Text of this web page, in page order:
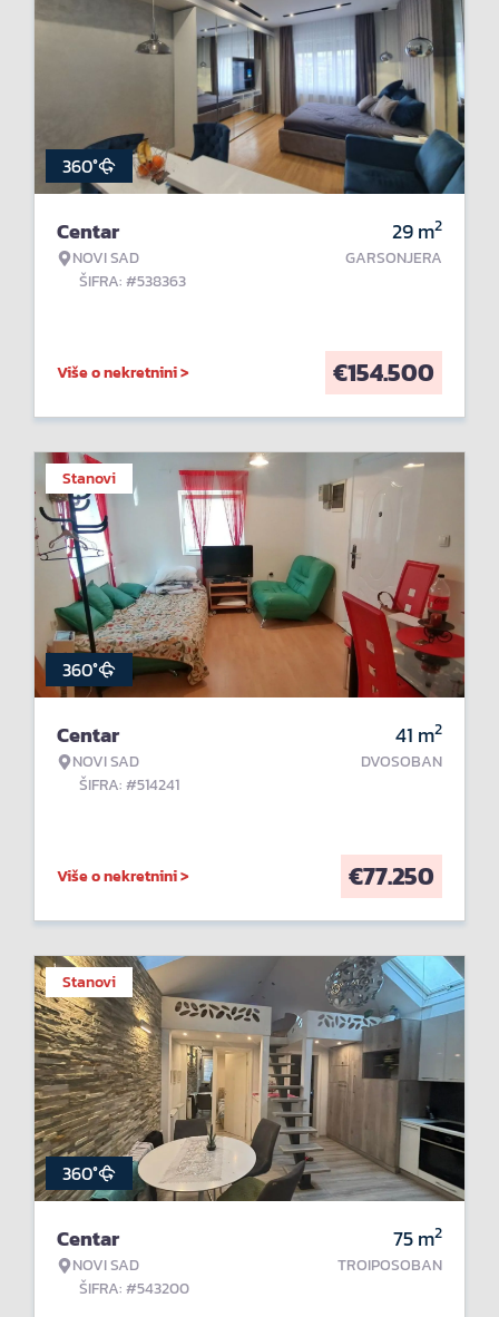
360°
Centar
NOVI SAD
ŠIFRA: #538363
29m2
GARSONJERA
Više o nekretnini > €154.500
Stanovi
360°
Centar
NOVI SAD
ŠIFRA: #514241
41 m2
DVOSOBAN
Više o nekretnini > €77.250
Stanovi
360°
Centar
NOVI SAD
ŠIFRA: #543200
75m2
TROIPOSOBAN